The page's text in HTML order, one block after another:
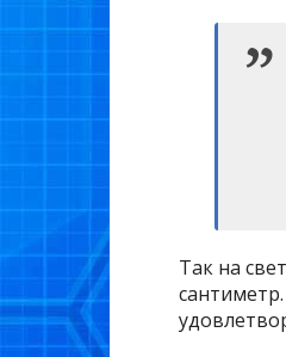
Так на